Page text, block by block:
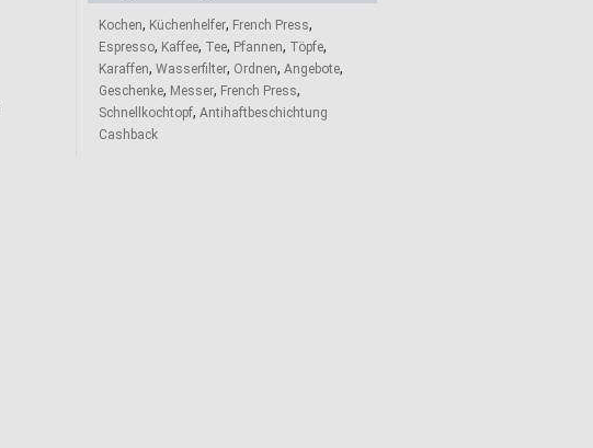
Kochen, Küchenhelfer, French Press,
Espresso, Kaffee, Tee, Pfannen, Töpfe,
Karaffen, Wasserfilter, Ordnen, Angebote,
Geschenke, Messer, French Press,
Schnellkochtopf, Antihaftbeschichtung
Cashback